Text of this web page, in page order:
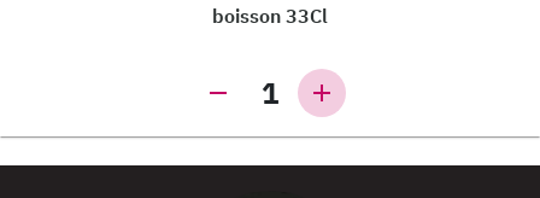
boisson 33Cl
1